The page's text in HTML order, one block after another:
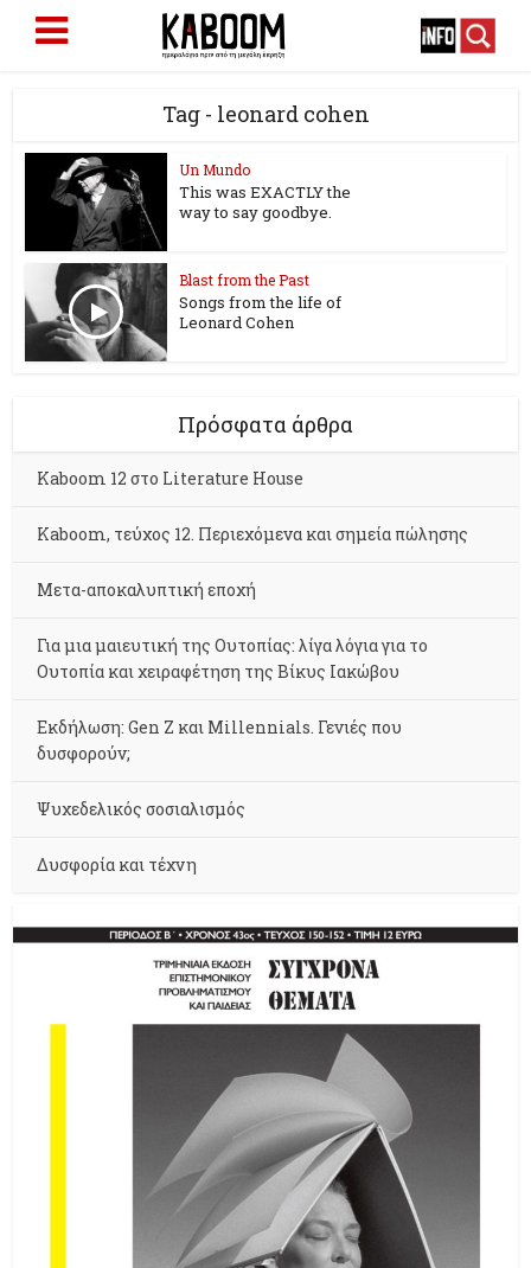
Tag - leonard cohen
Un Mundo
This was EXACTLY the
way to say goodbye.
Blast from the Past
Songs from the life of
Leonard Cohen
Πρόσφατα άρθρα
Kaboom 12 στο Literature House
Kaboom, τεύχος 12. Περιεχόμενα και σημεία πώλησης
Μετα-αποκαλυπτική εποχή
Για μια μαιευτική της Ουτοπίας: λίγα λόγια για το
Ουτοπία και χειραφέτηση της Βίκυς Ιακώβου
Εκδήλωση: Gen Z και Millennials. Γενιές που
δυσφορούν;
Ψυχεδελικός σοσιαλισμός
Δυσφορία και τέχνη